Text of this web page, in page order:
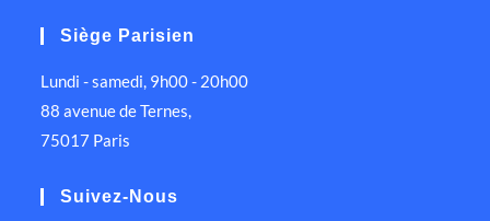
Siège Parisien
Lundi - samedi, 9h00 - 20h00
88 avenue de Ternes,
75017 Paris
Suivez-Nous